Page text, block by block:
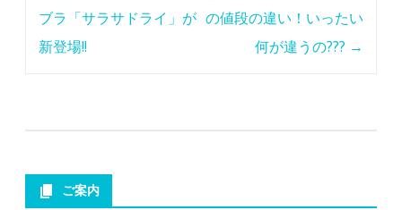
ブラ「サラサドライ」が
新登場!!
の値段の違い！いったい
何が違うの??? →
ご案内